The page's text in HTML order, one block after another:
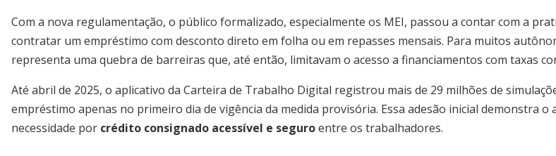
Com a nova regulamentação, o público formalizado, especialmente os MEI, passou a contar com a
contratar um empréstimo com desconto direto em folha ou em repasses mensais. Para muitos
representa uma quebra de barreiras que, até então, limitavam o acesso a financiamentos com taxas
Até abril de 2025, o aplicativo da Carteira de Trabalho Digital registrou mais de 29 milhões de
empréstimo apenas no primeiro dia de vigência da medida provisória. Essa adesão inicial demonstra o
necessidade por crédito consignado acessível e seguroentre os trabalhadores.